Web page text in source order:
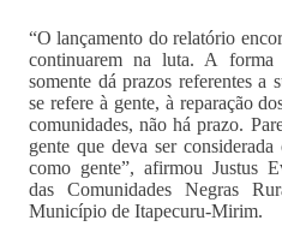
“O lançamento do relatório
continuarem na luta. A forma
somente dá prazos referentes a
se refere à gente, à reparação
comunidades, não há prazo.
gente que deva ser
como gente”, afirmou Justus
das Comunidades Negras
Município de Itapecuru-Mirim.